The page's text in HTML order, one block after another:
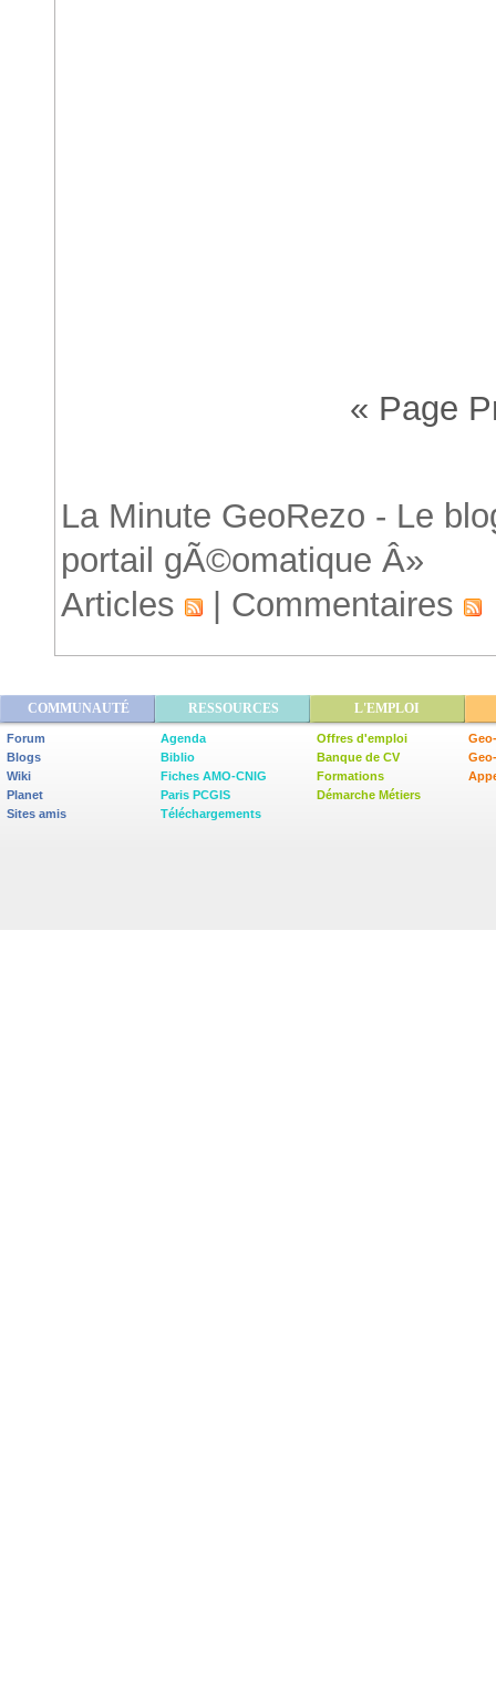
« Page
La Minute GeoRezo - Le
portail gÃ©omatique Â»
Articles
Commentaires
COMMUNAUTÉ RESSOURCES L'EMPLOI
Forum
Blogs
Wiki
Planet
Sites amis
Agenda
Biblio
Fiches AMO-CNIG
Paris PCGIS
Téléchargements
Offres d'emploi
Banque de CV
Formations
Démarche Métiers